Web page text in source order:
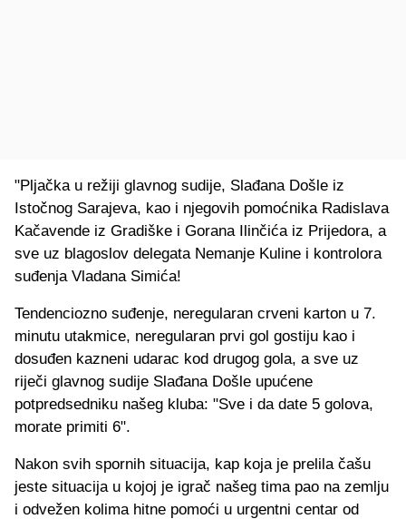
"Pljačka u režiji glavnog sudije, Slađana Došle iz
Istočnog Sarajeva, kao i njegovih pomoćnika Radislava
Kačavende iz Gradiške i Gorana Ilinčića iz Prijedora, a
sve uz blagoslov delegata Nemanje Kuline i kontrolora
suđenja Vladana Simića!
Tendenciozno suđenje, neregularan crveni karton u 7.
minutu utakmice, neregularan prvi gol gostiju kao i
dosuđen kazneni udarac kod drugog gola, a sve uz
riječi glavnog sudije Slađana Došle upućene
potpredsedniku našeg kluba: "Sve i da date 5 golova,
morate primiti 6".
Nakon svih spornih situacija, kap koja je prelila čašu
jeste situacija u kojoj je igrač našeg tima pao na zemlju
i odvežen kolima hitne pomoći u urgentni centar od